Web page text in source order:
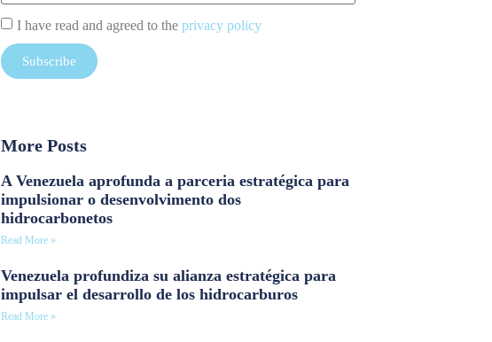
I have read and agreed to the privacy policy
Subscribe
More Posts
A Venezuela aprofunda a parceria estratégica para
impulsionar o desenvolvimento dos
hidrocarbonetos
Read More »
Venezuela profundiza su alianza estratégica para
impulsar el desarrollo de los hidrocarburos
Read More »